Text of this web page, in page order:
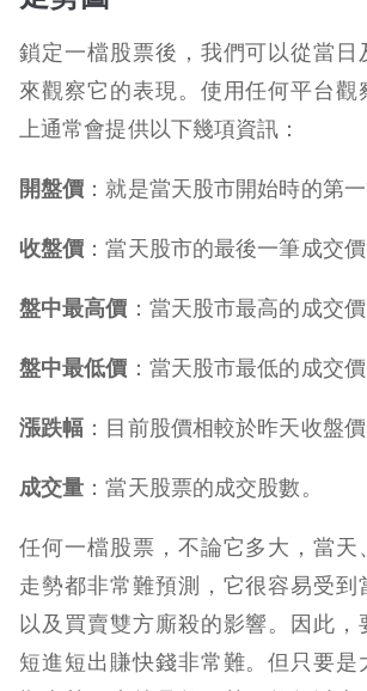
鎖定一檔股票後，我們可以從當日
來觀察它的表現。使用任何平台觀
上通常會提供以下幾項資訊：
開盤價 ：就是當天股市開始時的第
收盤價 ：當天股市的最後一筆成交價
盤中最高價 ：當天股市最高的成交價
盤中最低價 ：當天股市最低的成交價
漲跌幅 ：目前股價相較於昨天收盤
成交量 ：當天股票的成交股數。
任何一檔股票，不論它多大，當天
走勢都非常難預測，它很容易受到
以及買賣雙方廝殺的影響。因此
短進短出賺快錢非常難。但只要是